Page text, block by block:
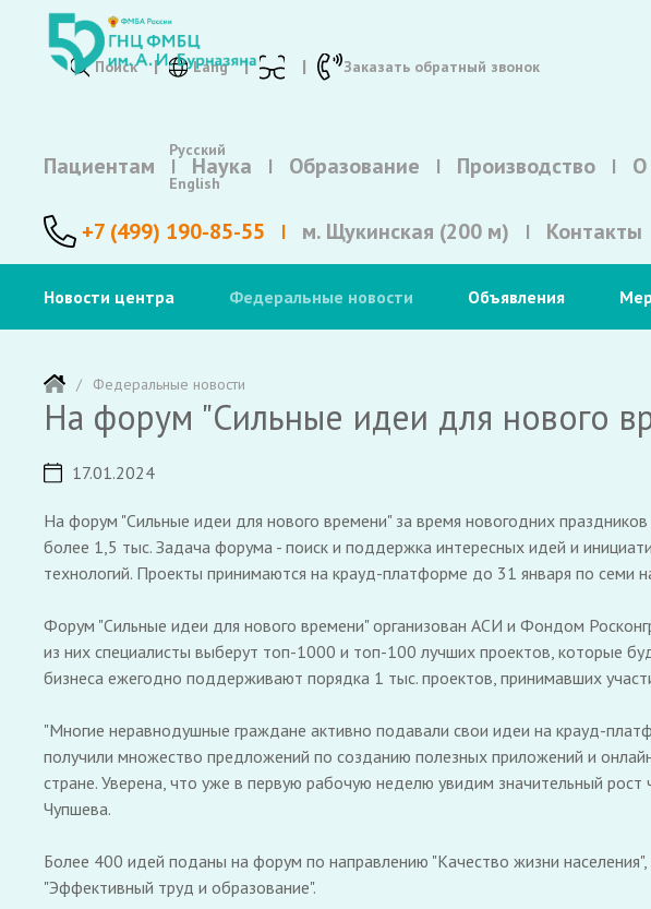
Поиск Lang
Русский
English
Заказать обратный звонок
Пациентам Наука Образование Производство О
+7 (499) 190-85-55 м. Щукинская (200 м) Контакты
Новости центра Федеральные новости Объявления
Федеральные новости
На форум "Сильные идеи для нового
17.01.2024
На форум "Сильные идеи для нового времени" за время новогодних
более 1,5 тыс. Задача форума - поиск и поддержка интересных идей и
технологий. Проекты принимаются на крауд-платформе до 31 января по семи
Форум "Сильные идеи для нового времени" организован АСИ и Фондом
из них специалисты выберут топ-1000 и топ-100 лучших проектов, которые
бизнеса ежегодно поддерживают порядка 1 тыс. проектов, принимавших
"Многие неравнодушные граждане активно подавали свои идеи на крауд-
получили множество предложений по созданию полезных приложений и
стране. Уверена, что уже в первую рабочую неделю увидим значительный
Чупшева.
Более 400 идей поданы на форум по направлению "Качество жизни
"Эффективный труд и образование".